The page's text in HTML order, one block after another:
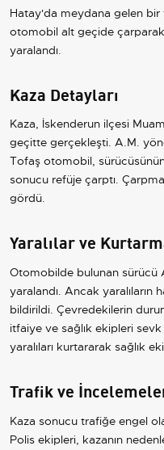
Hatay'da meydana gelen
otomobil alt geçide
yaralandı.
Kaza Detayları
Kaza, İskenderun ilçesi
geçitte gerçekleşti. A.M.
Tofaş otomobil,
sonucu refüje çarptı.
gördü.
Yaralılar ve
Otomobilde bulunan sürücü
yaralandı. Ancak yaralıların
bildirildi. Çevredekilerin
itfaiye ve sağlık ekipleri
yaralıları kurtararak sağlık
Trafik ve
Kaza sonucu trafiğe engel
Polis ekipleri, kazanın